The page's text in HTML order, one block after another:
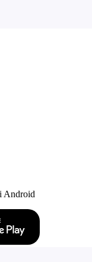
Android